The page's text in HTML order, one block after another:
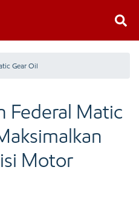
Gear Oil
Federal Matic
Motor